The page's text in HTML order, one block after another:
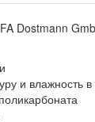
Dostmann
и влажность в